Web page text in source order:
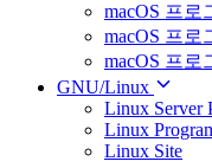
macOS 프로
macOS 프로
macOS 프로
GNU/Linux
Linux Server
Linux
Linux Site